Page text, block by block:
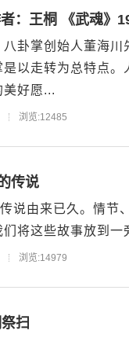
：王桐 《武魂》
卦掌创始人董海川
以走转为总特点
美好愿...
浏览:12485
传说
说由来已久。情
将这些故事放到
浏览:14979
扫